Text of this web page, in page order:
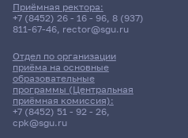
Приёмная ректора:
+7 (8452) 26 - 16 - 96, 8 (937)
811-67-46, rector@sgu.ru
Отдел по организации
приёма на основные
образовательные
программы (Центральная
приёмная комиссия):
+7 (8452) 51 - 92 - 26,
cpk@sgu.ru